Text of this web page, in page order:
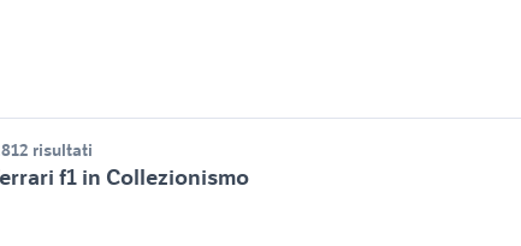
risultati
f1 in Collezionismo